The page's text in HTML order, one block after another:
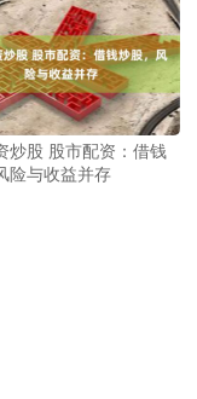
炒股 股市配资：借钱
险与收益并存